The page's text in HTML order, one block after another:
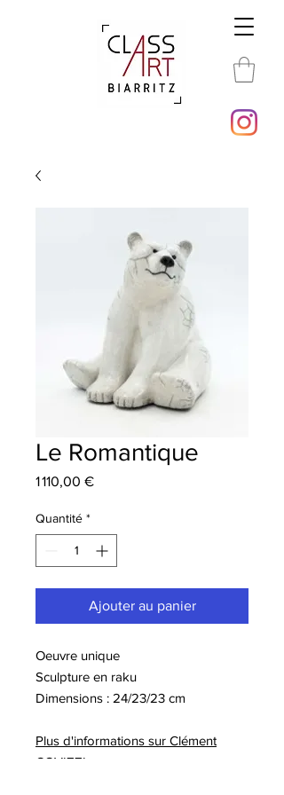
Le Romantique
1 110,00 €Prix
Quantité *
Ajouter au panier
Oeuvre unique
Sculpture en raku
Dimensions : 24/23/23 cm
Plus d'informations sur Clément
COVIZZI